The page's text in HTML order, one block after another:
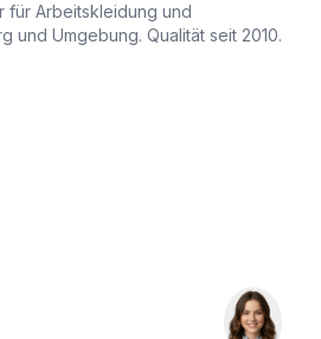
für Arbeitskleidung und
und Umgebung. Qualität seit 2010.